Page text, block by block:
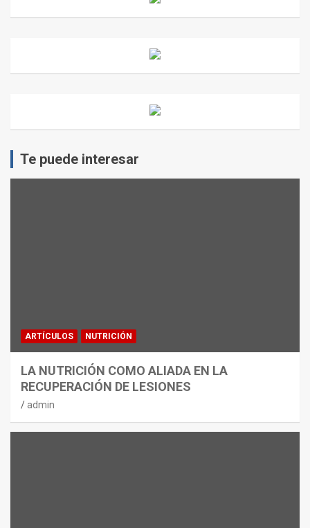
Te puede interesar
ARTÍCULOS NUTRICIÓN
LA NUTRICIÓN COMO ALIADA EN LA
RECUPERACIÓN DE LESIONES
admin